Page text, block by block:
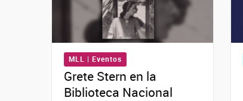
MLL | Eventos
Grete Stern en la
Biblioteca Nacional